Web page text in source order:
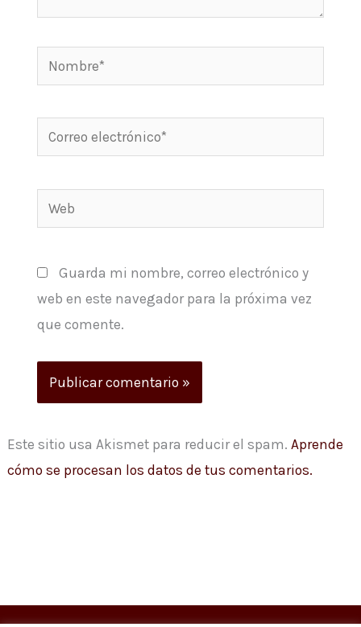
Nombre*
Correo
electrónico*
Web
Guarda mi nombre, correo electrónico y
web en este navegador para la próxima vez
que comente.
Este sitio usa Akismet para reducir el spam. Aprende
cómo se procesan los datos de tus comentarios.